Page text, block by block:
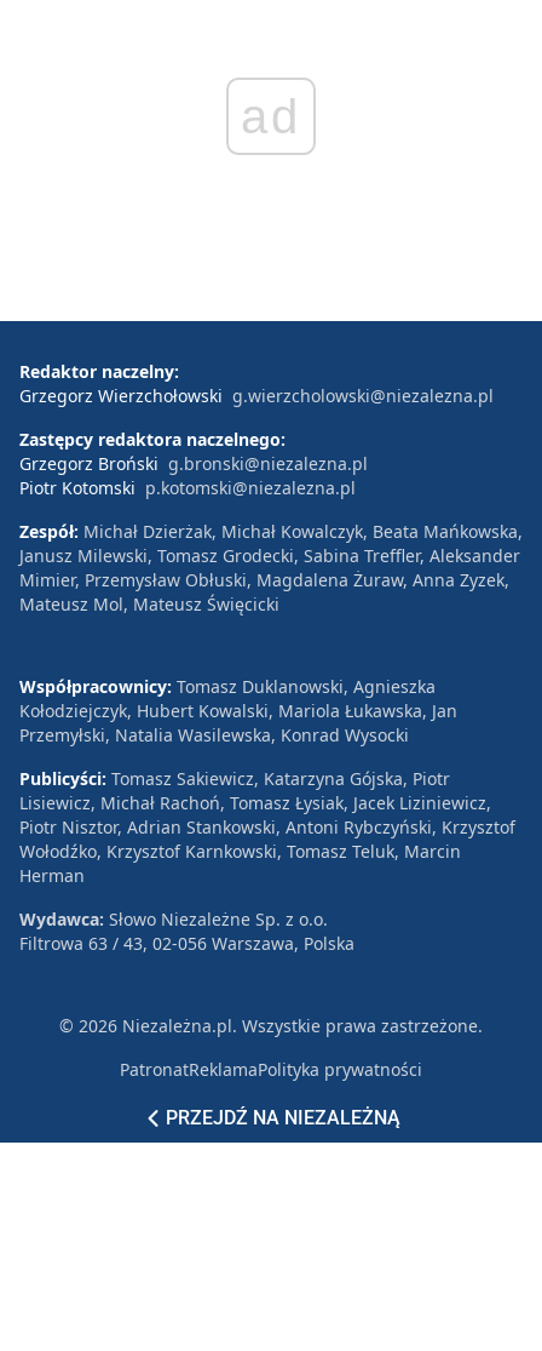
ad
PRZEJDŹ NA NIEZALEŻNĄ
Redaktor naczelny:
Grzegorz Wierzchołowski g.wierzcholowski@niezalezna.pl
Zastępcy redaktora naczelnego:
Grzegorz Broński g.bronski@niezalezna.pl
Piotr Kotomski p.kotomski@niezalezna.pl
Zespół: Michał Dzierżak, Michał Kowalczyk, Beata Mańkowska,
Janusz Milewski, Tomasz Grodecki, Sabina Treffler, Aleksander
Mimier, Przemysław Obłuski, Magdalena Żuraw, Anna Zyzek,
Mateusz Mol, Mateusz Święcicki
Współpracownicy: Tomasz Duklanowski, Agnieszka
Kołodziejczyk, Hubert Kowalski, Mariola Łukawska, Jan
Przemyłski, Natalia Wasilewska, Konrad Wysocki
Publicyści: Tomasz Sakiewicz, Katarzyna Gójska, Piotr
Lisiewicz, Michał Rachoń, Tomasz Łysiak, Jacek Liziniewicz,
Piotr Nisztor, Adrian Stankowski, Antoni Rybczyński, Krzysztof
Wołodźko, Krzysztof Karnkowski, Tomasz Teluk, Marcin
Herman
Wydawca: Słowo Niezależne Sp. z o.o.
Filtrowa 63 / 43, 02-056 Warszawa, Polska
© 2026 Niezależna.pl. Wszystkie prawa zastrzeżone.
PatronatReklamaPolityka prywatności